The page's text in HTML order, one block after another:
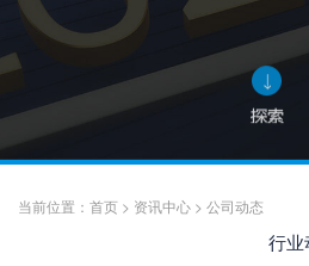
当前位置： 首页 > 资讯中心 > 公司动态
行业